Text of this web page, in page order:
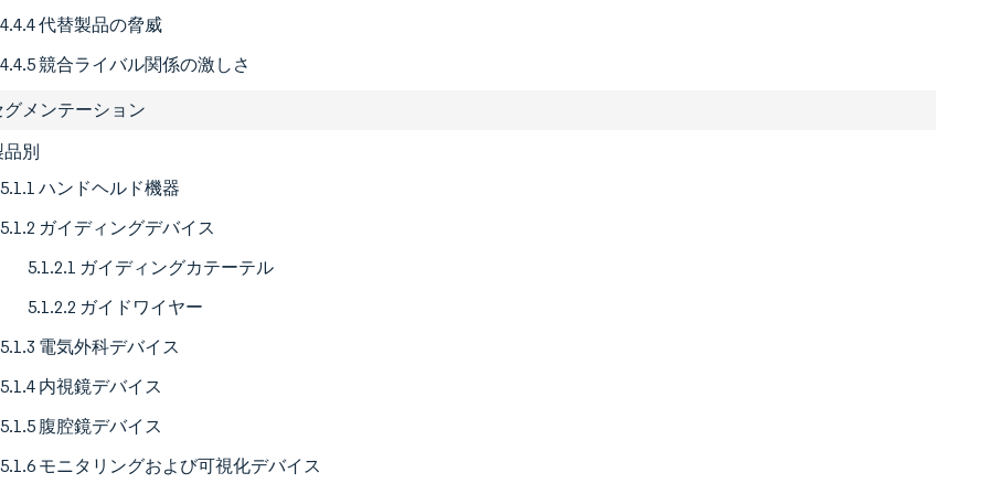
4.4.4 代替製品の脅威
4.4.5 競合ライバル関係の激しさ
グメンテーション
品別
5.1.1 ハンドヘルド機器
5.1.2 ガイディングデバイス
5.1.2.1 ガイディングカテーテル
5.1.2.2 ガイドワイヤー
5.1.3 電気外科デバイス
5.1.4 内視鏡デバイス
5.1.5 腹腔鏡デバイス
5.1.6 モニタリングおよび可視化デバイス